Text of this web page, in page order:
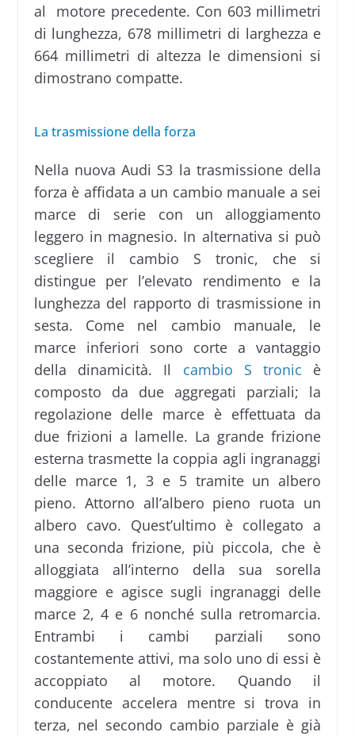
al motore precedente. Con 603 millimetri
di lunghezza, 678 millimetri di larghezza e
664 millimetri di altezza le dimensioni si
dimostrano compatte.
La trasmissione della forza
Nella nuova Audi S3 la trasmissione della
forza è affidata a un cambio manuale a sei
marce di serie con un alloggiamento
leggero in magnesio. In alternativa si può
scegliere il cambio S tronic, che si
distingue per l’elevato rendimento e la
lunghezza del rapporto di trasmissione in
sesta. Come nel cambio manuale, le
marce inferiori sono corte a vantaggio
della dinamicità. Il cambio S tronic è
composto da due aggregati parziali; la
regolazione delle marce è effettuata da
due frizioni a lamelle. La grande frizione
esterna trasmette la coppia agli ingranaggi
delle marce 1, 3 e 5 tramite un albero
pieno. Attorno all’albero pieno ruota un
albero cavo. Quest’ultimo è collegato a
una seconda frizione, più piccola, che è
alloggiata all’interno della sua sorella
maggiore e agisce sugli ingranaggi delle
marce 2, 4 e 6 nonché sulla retromarcia.
Entrambi i cambi parziali sono
costantemente attivi, ma solo uno di essi è
accoppiato al motore. Quando il
conducente accelera mentre si trova in
terza, nel secondo cambio parziale è già